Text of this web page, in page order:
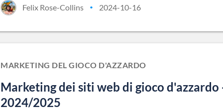
Felix Rose-Collins • 2024-10-16
MARKETING DEL GIOCO D'AZZARDO
Marketing dei siti web di gioco
2024/2025